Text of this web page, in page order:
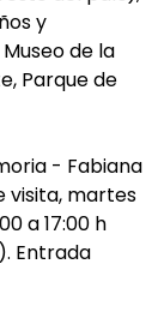
y
de la
Parque de
- Fabiana
visita, martes
a 17:00 h
Entrada